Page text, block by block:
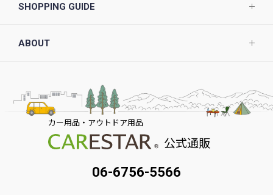
SHOPPING GUIDE
ABOUT
カー用品・アウトドア用品
公式通販
06-6756-5566